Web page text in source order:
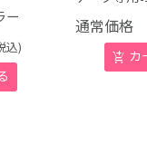
ー
込)
通常価格